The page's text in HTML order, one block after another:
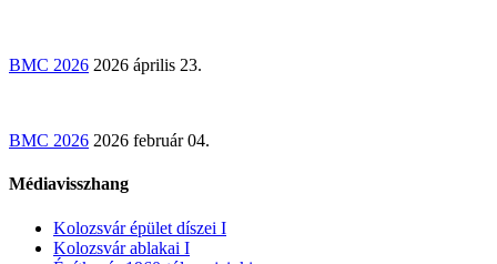
BMC 2026 2026 április 23.
BMC 2026 2026 február 04.
Médiavisszhang
Kolozsvár épület díszei I
Kolozsvár ablakai I